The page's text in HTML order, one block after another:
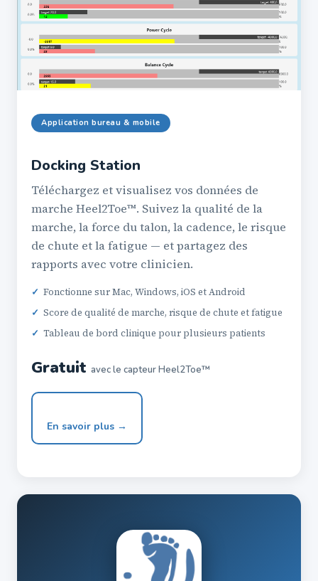
Application bureau & mobile
Docking Station
Téléchargez et visualisez vos données de
marche Heel2Toe™. Suivez la qualité de la
marche, la force du talon, la cadence, le risque
de chute et la fatigue — et partagez des
rapports avec votre clinicien.
✓ Fonctionne sur Mac, Windows, iOS et Android
✓ Score de qualité de marche, risque de chute et fatigue
✓ Tableau de bord clinique pour plusieurs patients
Gratuit avec le capteur Heel2Toe™
En savoir plus →